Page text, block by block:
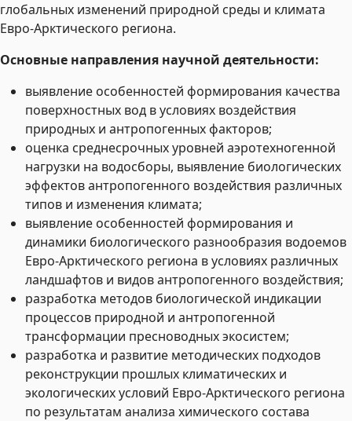
глобальных изменений природной среды и климата
Евро-Арктического региона.
Основные направления научной деятельности:
выявление особенностей формирования качества
поверхностных вод в условиях воздействия
природных и антропогенных факторов;
оценка среднесрочных уровней аэротехногенной
нагрузки на водосборы, выявление биологических
эффектов антропогенного воздействия различных
типов и изменения климата;
выявление особенностей формирования и
динамики биологического разнообразия водоемов
Евро-Арктического региона в условиях различных
ландшафтов и видов антропогенного воздействия;
разработка методов биологической индикации
процессов природной и антропогенной
трансформации пресноводных экосистем;
разработка и развитие методических подходов
реконструкции прошлых климатических и
экологических условий Евро-Арктического региона
по результатам анализа химического состава